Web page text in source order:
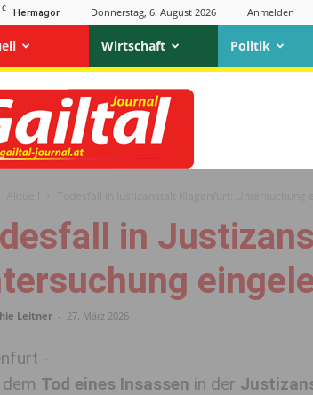
C Hermagor Donnerstag, 6. August 2026 Anmelden
Wirtschaft Politik
in
Leitner - 27. März 2026
-
Tod eines Insassen in der